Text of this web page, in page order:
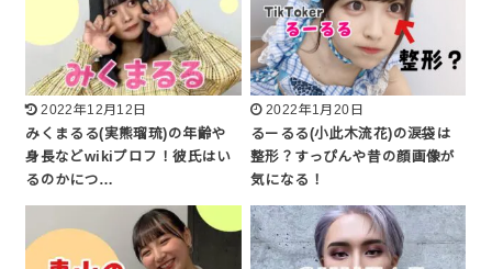
2022年12月12日
みくまるる(実熊瑠琉)の年齢や
身長などwikiプロフ！彼氏はい
るのかにつ…
2022年1月20日
るーるる(小此木流花)の涙袋は
整形？すっぴんや昔の顔画像が
気になる！